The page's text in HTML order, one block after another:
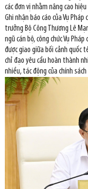
các đơn vị nhằm nâng cao
Ghi nhận báo cáo của Vụ
trưởng Bộ Công Thương Lê
ngũ cán bộ, công chức Vụ
được giao giữa bối cảnh quốc
chỉ đạo yêu cầu hoàn thành
nhiều, tác động của chính